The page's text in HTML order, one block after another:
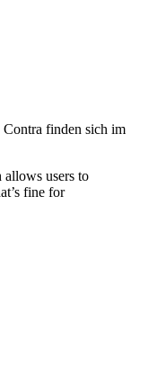
finden sich im
allows users to
fine for